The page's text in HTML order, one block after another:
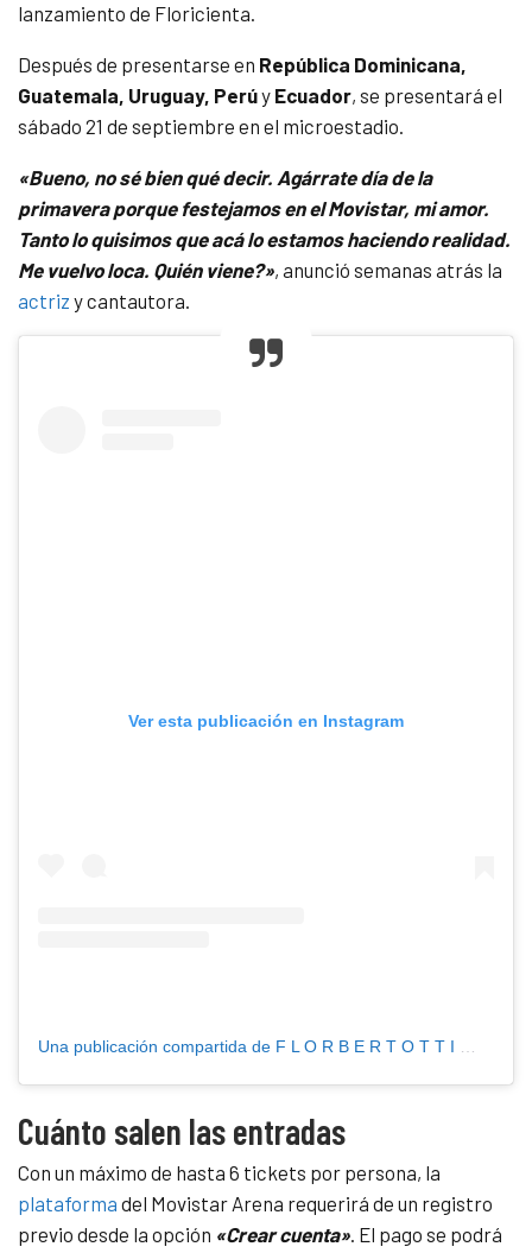
lanzamiento de Floricienta.
Después de presentarse en República Dominicana,
Guatemala, Uruguay, Perúy Ecuador, se presentará el
sábado 21 de septiembre en el microestadio.
«Bueno, no sé bien qué decir. Agárrate día de la
primavera porque festejamos en el Movistar, mi amor.
Tanto lo quisimos que acá lo estamos haciendo realidad.
Me vuelvo loca. Quién viene?», anunció semanas atrás la
actriz y cantautora.
Ver esta publicación en Instagram
Cuánto salen las entradas
Con un máximo de hasta 6 tickets por persona, la
plataforma del Movistar Arena requerirá de un registro
previo desde la opción «Crear cuenta» . El pago se podrá